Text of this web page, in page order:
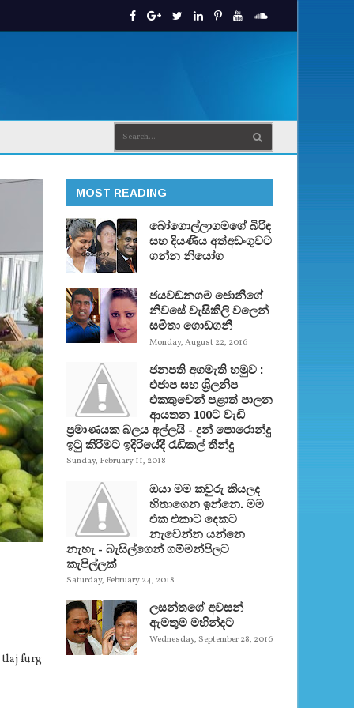
furg
MOST READING
බෝගොල්ලාගමගේ බිරිඳ
සහ දියණිය අත්අඩංගුවට
ගන්න නියෝග
ජයවඩනගම ජොනීගේ
නිවසේ වැසිකිලි වලෙන්
සමිතා ගොඩගනී
Monday, August 22, 2016
ජනපති අගමැති හමුව :
එජාප සහ ශ්‍රිලනිප
එකතුවෙන් පළාත් පාලන
ආයතන 100ට වැඩි
ප්‍රමාණයක බලය අල්ලයි - දුන් පොරොන්දු
ඉටු කිරීමට ඉදිරියේදී රැඩිකල් තීන්දු
Sunday, February 11, 2018
ඔයා මම කවුරු කියලද
හිතාගෙන ඉන්නෙ. මම
එක එකාට දෙකට
නැවෙන්න යන්නෙ
නැහැ - බැසිල්ගෙන් ගම්මන්පිලට
කැපිල්ලක්
Saturday, February 24, 2018
ලසන්තගේ අවසන්
ඇමතුම මහින්දට
Wednesday, September 28, 2016